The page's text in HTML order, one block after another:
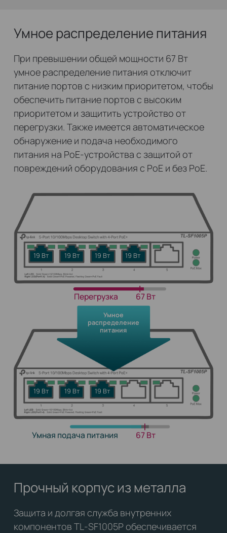
Перегрузка 67 Вт
Умное
распределение
питания
Умная подача питания 67 Вт
19 Вт 19 Вт 19 Вт 19 Вт
19 Вт 19 Вт 19 Вт
Умное распределение питания
При превышении общей мощности 67 Вт
умное распределение питания отключит
питание портов с низким приоритетом, чтобы
обеспечить питание портов с высоким
приоритетом и защитить устройство от
перегрузки. Также имеется автоматическое
обнаружение и подача необходимого
питания на PoE‑устройства с защитой от
повреждений оборудования с PoE и без PoE.
Прочный корпус из металла
Защита и долгая служба внутренних
компонентов TL‑SF1005P обеспечивается